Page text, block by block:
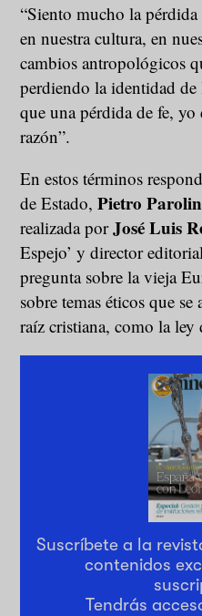
“Siento mucho la
en nuestra cultura, en
cambios antropológicos
perdiendo la identidad de
que una pérdida de fe,
razón”.
En estos términos
de Estado, Pietro Parolin
realizada porJosé Luis
Espejo’ y director
pregunta sobre la vieja
sobre temas éticos que
raíz cristiana, como la ley
Suscríbete a la
contenidos
Tendrás